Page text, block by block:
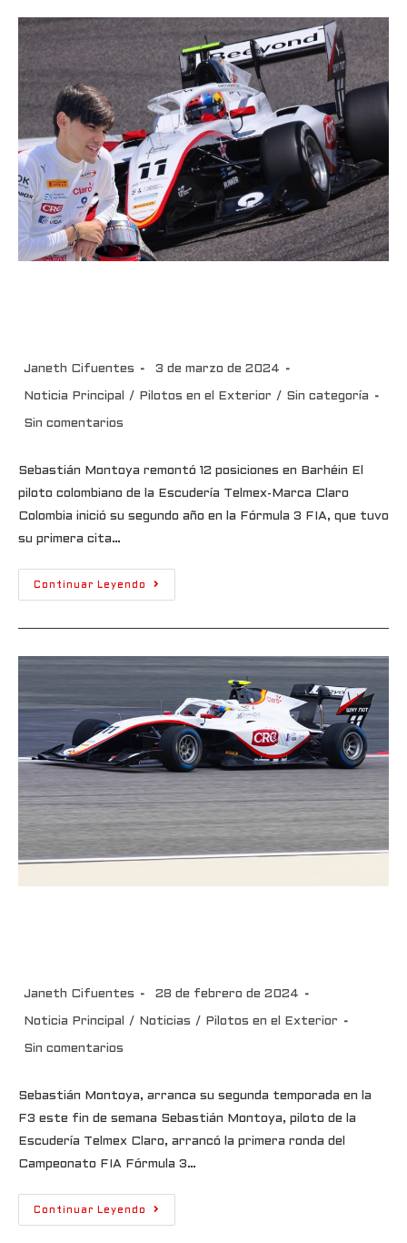
Janeth Cifuentes 3 de marzo de 2024
Noticia Principal / Pilotos en el Exterior / Sin categoría
Sin comentarios
Sebastián Montoya remontó 12 posiciones en Barhéin El
piloto colombiano de la Escudería Telmex-Marca Claro
Colombia inició su segundo año en la Fórmula 3 FIA, que tuvo
su primera cita…
Continuar Leyendo
Janeth Cifuentes 28 de febrero de 2024
Noticia Principal / Noticias / Pilotos en el Exterior
Sin comentarios
Sebastián Montoya, arranca su segunda temporada en la
F3 este fin de semana Sebastián Montoya, piloto de la
Escudería Telmex Claro, arrancó la primera ronda del
Campeonato FIA Fórmula 3…
Continuar Leyendo